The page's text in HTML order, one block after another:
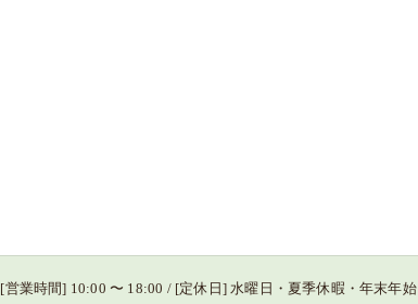
[営業時間] 10:00 〜 18:00 / [定休日] 水曜日・夏季休暇・年末年始